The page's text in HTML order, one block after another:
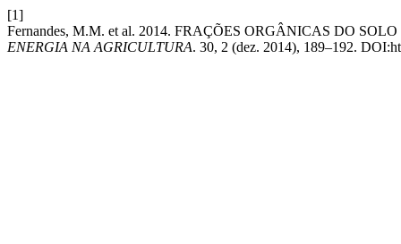
[1]
Fernandes, M.M. et al. 2014. FRAÇÕES ORGÂNICAS DO
ENERGIA NA AGRICULTURA. 30, 2 (dez. 2014), 189–192.